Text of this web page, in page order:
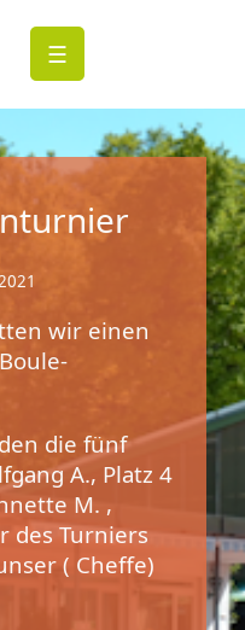
☰
wir einen
die fünf
A., Platz 4
M. ,
des Turniers
( Cheffe)